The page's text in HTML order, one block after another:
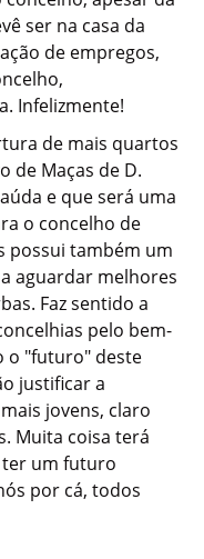
ser na casa da
de empregos,
Infelizmente!
de mais quartos
de Maças de D.
e que será uma
o concelho de
possui também um
aguardar melhores
Faz sentido a
pelo bem-
o "futuro" deste
justificar a
jovens, claro
Muita coisa terá
ter um futuro
por cá, todos